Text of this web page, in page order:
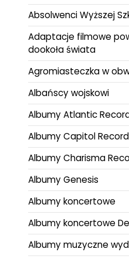
Absolwenci Wyższej
Adaptacje filmowe
dookoła świata
Agromiasteczka w
Albańscy wojskowi
Albumy Atlantic
Albumy Capitol
Albumy Charisma
Albumy Genesis
Albumy koncertowe
Albumy koncertowe
Albumy muzyczne